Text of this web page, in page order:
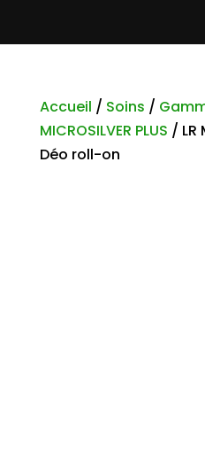
Accueil / Soins /
MICROSILVER PLUS / LR
Déo roll-on